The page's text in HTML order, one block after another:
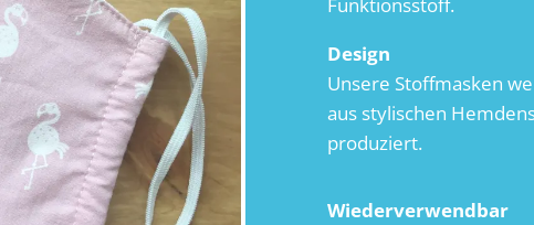
Funktionsstoff.
Design
Unsere Stoffmasken
aus stylischen
produziert.
Wiederverwendbar